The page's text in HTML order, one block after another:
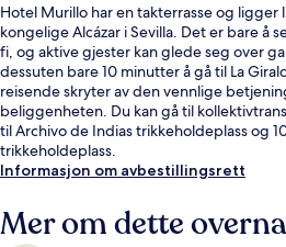
Hotel Murillo har en takterrasse og
kongelige Alcázar i Sevilla. Det er bare å
fi, og aktive gjester kan glede seg over
dessuten bare 10 minutter å gå til La
reisende skryter av den vennlige
beliggenheten. Du kan gå til
til Archivo de Indias trikkeholdeplass og
trikkeholdeplass.
Informasjon om avbestillingsrett
Mer om dette